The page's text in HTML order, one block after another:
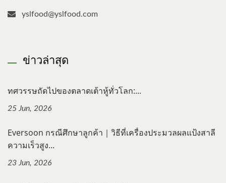
yslfood@yslfood.com
ข่าวล่าสุด
ทศวรรษถัดไปของตลาดเต้าหู้ทั่วโลก:...
25 Jun, 2026
Eversoon กรณีศึกษาลูกค้า｜วิธีที่เครื่องประมวลผลแป้งสาลี
ความเร็วสูง...
23 Jun, 2026